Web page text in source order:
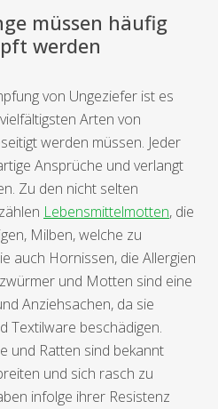
müssen häufig
werden
von Ungeziefer ist es
Arten von
werden müssen. Jeder
Ansprüche und verlangt
Zu den nicht selten
Lebensmittelmotten, die
Milben, welche zu
auch Hornissen, die Allergien
und Motten sind eine
Anziehsachen, da sie
Textilware beschädigen.
und Ratten sind bekannt
und sich rasch zu
infolge ihrer Resistenz